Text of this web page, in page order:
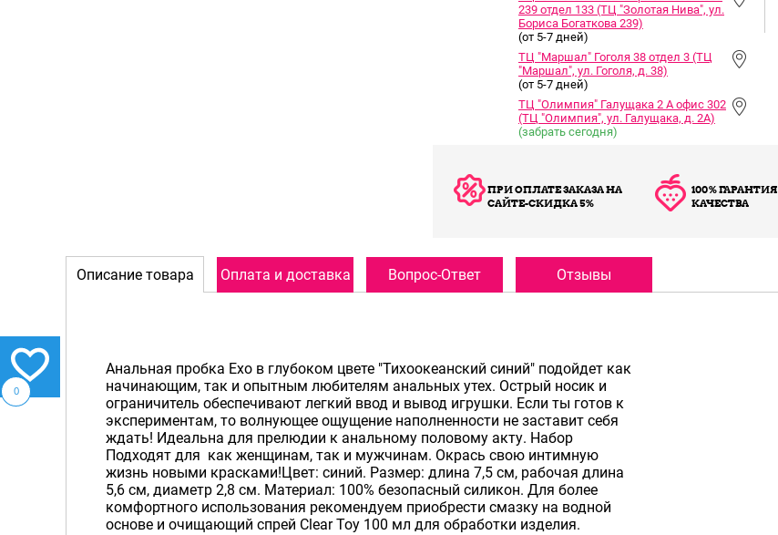
239 отдел 133 (ТЦ "Золотая Нива", ул.
Бориса Богаткова 239)
(от 5-7 дней)
ТЦ "Маршал" Гоголя 38 отдел 3 (ТЦ
"Маршал", ул. Гоголя, д. 38)
(от 5-7 дней)
ТЦ "Олимпия" Галущака 2 А офис 302
(ТЦ "Олимпия", ул. Галущака, д. 2А)
(забрать сегодня)
ПРИ ОПЛАТЕ ЗАКАЗА НА
САЙТЕ-СКИДКА 5%
100% ГАРАНТИЯ
КАЧЕСТВА
Описание товара Оплата и доставка Вопрос-Ответ Отзывы
Анальная пробка Exo в глубоком цвете "Тихоокеанский синий" подойдет как
начинающим, так и опытным любителям анальных утех. Острый носик и
ограничитель обеспечивают легкий ввод и вывод игрушки. Если ты готов к
экспериментам, то волнующее ощущение наполненности не заставит себя
ждать! Идеальна для прелюдии к анальному половому акту. Набор
Подходят для как женщинам, так и мужчинам. Окрась свою интимную
жизнь новыми красками!Цвет: синий. Размер: длина 7,5 см, рабочая длина
5,6 см, диаметр 2,8 см. Материал: 100% безопасный силикон. Для более
комфортного использования рекомендуем приобрести смазку на водной
основе и очищающий спрей Clear Toy 100 мл для обработки изделия.
0